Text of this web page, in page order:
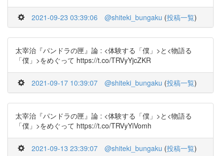
2021-09-23 03:39:06 @shiteki_bungaku (投稿一覧)
太宰治『パンドラの匣』論 : <体験する「僕」>と<物語る
「僕」>をめぐって https://t.co/TRVyYjcZKR
2021-09-17 10:39:07 @shiteki_bungaku (投稿一覧)
太宰治『パンドラの匣』論 : <体験する「僕」>と<物語る
「僕」>をめぐって https://t.co/TRVyYiVomh
2021-09-13 23:39:07 @shiteki_bungaku (投稿一覧)